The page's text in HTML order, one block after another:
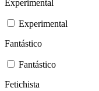
Experimental
Experimental
Fantástico
Fantástico
Fetichista